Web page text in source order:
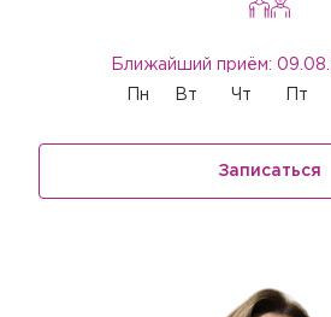
Ближайший приём:
Пн Вт Чт Пт
Записаться